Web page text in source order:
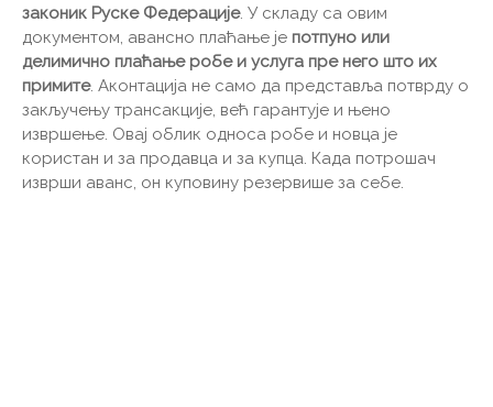
законик Руске Федерације. У складу са овим
документом, авансно плаћање је потпуно или
делимично плаћање робе и услуга пре него што их
примите. Аконтација не само да представља потврду о
закључењу трансакције, већ гарантује и њено
извршење. Овај облик односа робе и новца је
користан и за продавца и за купца. Када потрошач
изврши аванс, он куповину резервише за себе.